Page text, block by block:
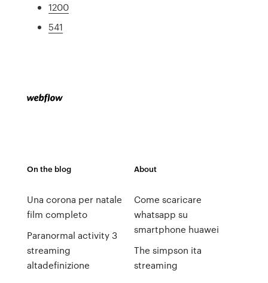
1200
541
On the blog
Una corona per natale
film completo
Paranormal activity 3
streaming
altadefinizione
About
Come scaricare
whatsapp su
smartphone huawei
The simpson ita
streaming